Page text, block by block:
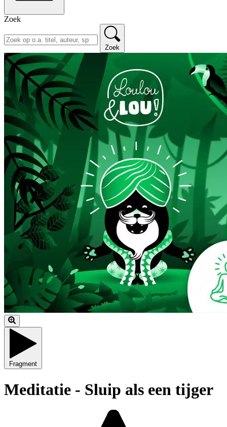
Zoek
Zoek
Fragment
Meditatie - Sluip als een tijger